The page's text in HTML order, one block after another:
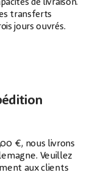
de livraison.
transferts
jours ouvrés.
€, nous livrons
Veuillez
aux clients